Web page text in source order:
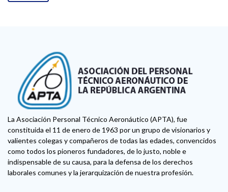
La Asociación Personal Técnico Aeronáutico (APTA), fue
constituida el 11 de enero de 1963 por un grupo de visionarios y
valientes colegas y compañeros de todas las edades, convencidos
como todos los pioneros fundadores, de lo justo, noble e
indispensable de su causa, para la defensa de los derechos
laborales comunes y la jerarquización de nuestra profesión.